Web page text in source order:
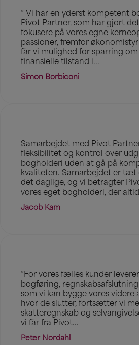
” Vi har en yderst kompetent
Pivot Partner, som har gjort
fokusere på vores egne
passioner, fremfor
får vi mulighed for sparring
finansielle tilstand i...
Simon Borbiconi
Samarbejdet med Pivot
fleksibilitet og kontrol over
bogholderi uden at gå på
kvaliteten. Samarbejdet er tæt
det daglige, og vi betragter
vores eget bogholderi, der
Jacob Kam
”For vores fælles kunder
bogføring,
som vi kan bygge vores videre
hvor de slutter, fortsætter vi
skatteregnskab og
vi får fra Pivot...
Peter Nordahl